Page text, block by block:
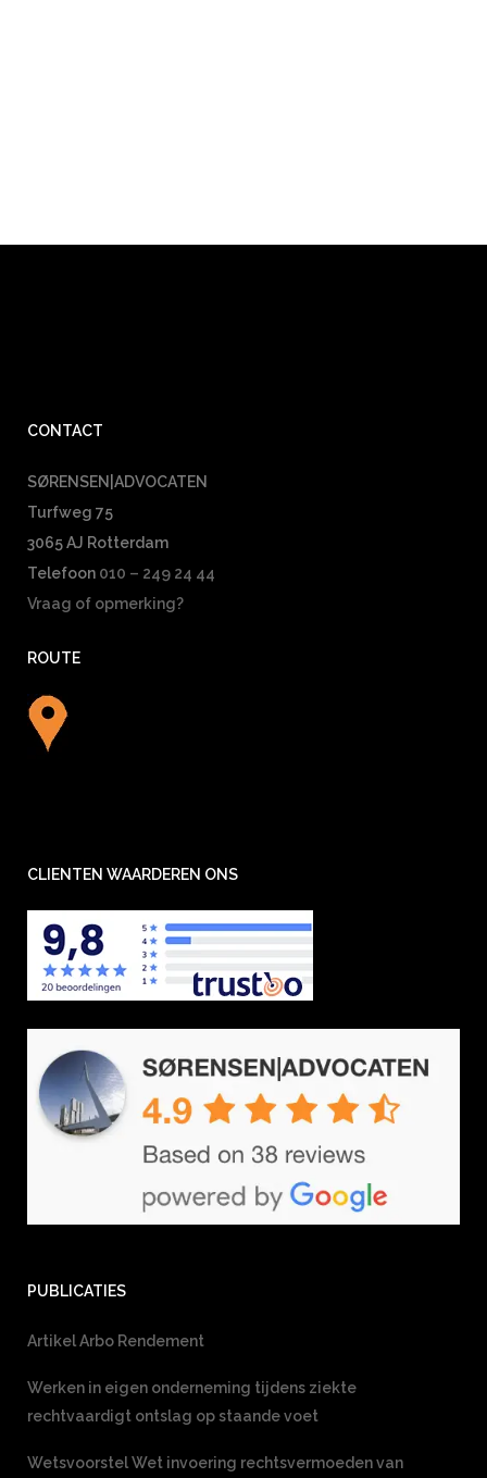
CONTACT
SØRENSEN|ADVOCATEN
Turfweg 75
3065 AJ Rotterdam
Telefoon 010 – 249 24 44
Vraag of opmerking?
ROUTE
CLIENTEN WAARDEREN ONS
PUBLICATIES
Artikel Arbo Rendement
Werken in eigen onderneming tijdens ziekte
rechtvaardigt ontslag op staande voet
Wetsvoorstel Wet invoering rechtsvermoeden van